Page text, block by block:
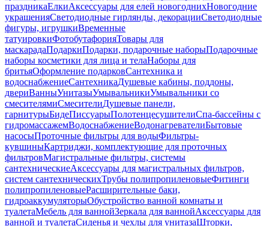
праздникаЕлкиАксессуары для елей новогоднихНовогодние
украшенияСветодиодные гирлянды, декорацииСветодиодные
фигуры, игрушкиВременные
татуировкиФотобутафорияТовары для
маскарадаПодаркиПодарки, подарочные наборыПодарочные
наборы косметики для лица и телаНаборы для
бритьяОформление подарковСантехника и
водоснабжениеСантехникаДушевые кабины, поддоны,
двериВанныУнитазыУмывальникиУмывальники со
смесителямиСмесителиДушевые панели,
гарнитурыБидеПиссуарыПолотенцесушителиСпа-бассейны с
гидромассажемВодоснабжениеВодонагревателиБытовые
насосыПроточные фильтры для водыФильтры-
кувшиныКартриджи, комплектующие для проточных
фильтровМагистральные фильтры, системы
сантехническиеАксессуары для магистральных фильтров,
систем сантехническихТрубы полипропиленовыеФитинги
полипропиленовыеРасширительные баки,
гидроаккумуляторыОбустройство ванной комнаты и
туалетаМебель для ваннойЗеркала для ваннойАксессуары для
ванной и туалетаСиденья и чехлы для унитазаШторки,